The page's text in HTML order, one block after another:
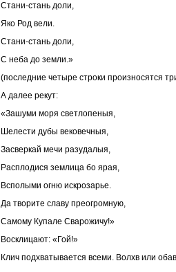
Стани-стань доли,
Яко Род вели.
Стани-стань доли,
С неба до земли.»
(последние четыре строки произносятся
А далее рекут:
«Зашуми моря светлопеныя,
Шелести дубы вековечныя,
Засверкай мечи разудалыя,
Расплодися землица бо ярая,
Всполыми огню искрозарье.
Да творите славу преогромную,
Самому Купале Сварожичу!»
Восклицают: «Гой!»
Клич подхватывается всеми. Волхв или